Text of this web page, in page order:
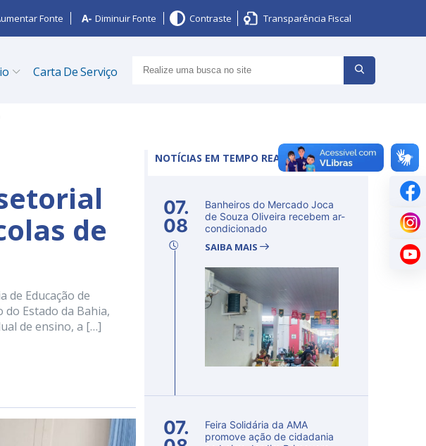
Fonte Diminuir Fonte Contraste Transparência Fiscal
Carta De Serviço
de
de Educação de
do Estado da Bahia,
de ensino, a […]
NOTÍCIAS EM TEMPO REAL
07.
08
Banheiros do Mercado Joca
de Souza Oliveira recebem ar-
condicionado
SAIBA MAIS
07.
Feira Solidária da AMA
promove ação de cidadania